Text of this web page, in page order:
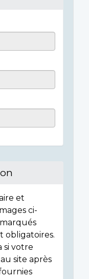
et
ci-
obligatoires.
si votre
site après